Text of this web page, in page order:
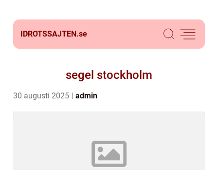
IDROTSSAJTEN.se
segel stockholm
30 augusti 2025 admin